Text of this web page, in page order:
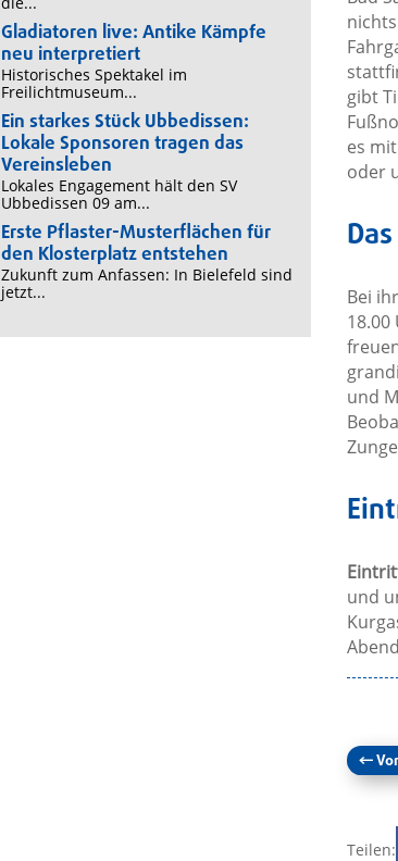
Gladiatoren live: Antike Kämpfe
neu interpretiert
Historisches Spektakel im
Freilichtmuseum...
Ein starkes Stück Ubbedissen:
Lokale Sponsoren tragen das
Vereinsleben
Lokales Engagement hält den SV
Ubbedissen 09 am...
Erste Pflaster-Musterflächen für
den Klosterplatz entstehen
Zukunft zum Anfassen: In Bielefeld sind
jetzt...
gibt
es
oder
Bei
und
und
←
Teilen: